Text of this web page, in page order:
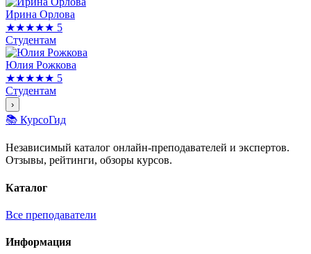
Ирина Орлова
★★★★★ 5
Студентам
Юлия Рожкова
★★★★★ 5
Студентам
›
📚 КурсоГид
Независимый каталог онлайн-преподавателей и экспертов.
Отзывы, рейтинги, обзоры курсов.
Каталог
Все преподаватели
Информация